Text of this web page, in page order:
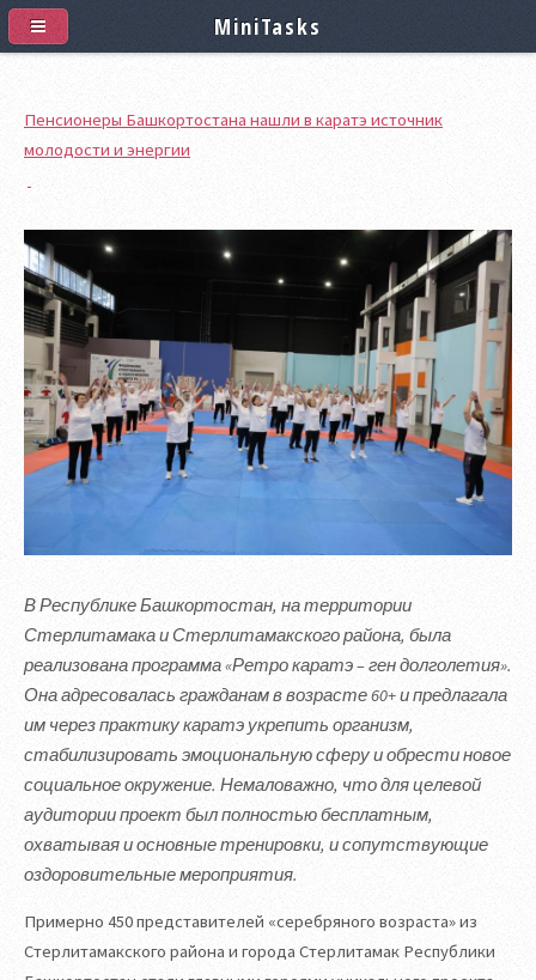
Пенсионеры Башкортостана нашли в каратэ источник
молодости и энергии
В Республике Башкортостан, на территории
Стерлитамака и Стерлитамакского района, была
реализована программа «Ретро каратэ – ген долголетия».
Она адресовалась гражданам в возрасте 60+ и предлагала
им через практику каратэ укрепить организм,
стабилизировать эмоциональную сферу и обрести новое
социальное окружение. Немаловажно, что для целевой
аудитории проект был полностью бесплатным,
охватывая и основные тренировки, и сопутствующие
оздоровительные мероприятия.
Примерно 450 представителей «серебряного возраста» из
Стерлитамакского района и города Стерлитамак Республики
MiniTasks